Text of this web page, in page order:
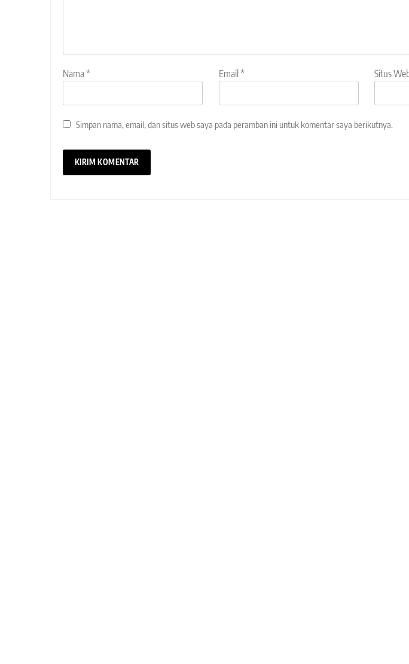
Nama* Email * Situs
Simpan nama, email, dan situs web saya pada peramban ini untuk komentar saya berikutnya.